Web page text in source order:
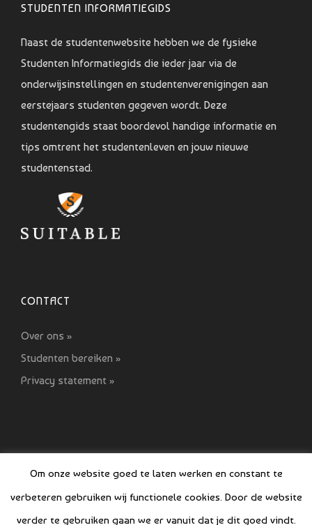
STUDENTEN INFORMATIEGIDS
Naast de studentenwebsite hebben we de fysieke
Studenten Informatiegids die ieder jaar via de
onderwijsinstellingen en studentenverenigingen aan
eerstejaars studenten gegeven wordt. Deze
studentengids staat boordevol handige informatie en
tips omtrent het studentenleven en jouw nieuwe
studentenstad.
CONTACT
Over ons »
Studenten bereiken »
Privacy statement »
© COPYRIGHT SI GIDS 2021-2022
Om onze website goed te laten werken en constant te
verbeteren gebruiken wij functionele cookies. Door de website
verder te gebruiken gaan we er vanuit dat je dit goed vindt.